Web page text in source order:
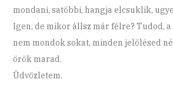
mondani, satöbbi, hangja elcsuklik,
Igen, de mikor állsz már félre? Tudod, a
nem mondok sokat, minden jelölésed
örök marad.
Üdvözletem.